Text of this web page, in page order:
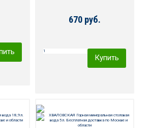
670 руб.
Купить